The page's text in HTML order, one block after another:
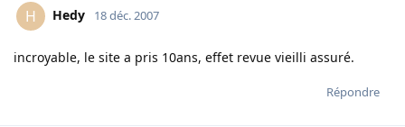
H Hedy 18 déc. 2007
incroyable, le site a pris 10ans, effet revue vieilli assuré.
Répondre